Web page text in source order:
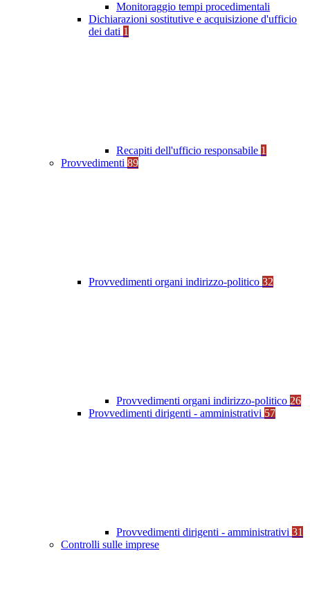
Monitoraggio tempi procedimentali
Dichiarazioni sostitutive e acquisizione d'ufficio
dei dati 1
Recapiti dell'ufficio responsabile 1
Provvedimenti 89
Provvedimenti organi indirizzo-politico 32
Provvedimenti organi indirizzo-politico 26
Provvedimenti dirigenti - amministrativi 57
Provvedimenti dirigenti - amministrativi 31
Controlli sulle imprese